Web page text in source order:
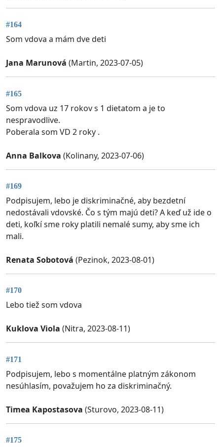
#164
Som vdova a mám dve deti
Jana Marunová (Martin, 2023-07-05)
#165
Som vdova uz 17 rokov s 1 dietatom a je to
nespravodlive.
Poberala som VD 2 roky .
Anna Balkova (Kolinany, 2023-07-06)
#169
Podpisujem, lebo je diskriminačné, aby bezdetní
nedostávali vdovské. Čo s tým majú deti? A keď už ide o
deti, koľkí sme roky platili nemalé sumy, aby sme ich
mali.
Renata Sobotová (Pezinok, 2023-08-01)
#170
Lebo tiež som vdova
Kuklova Viola (Nitra, 2023-08-11)
#171
Podpisujem, lebo s momentálne platným zákonom
nesúhlasím, považujem ho za diskriminačný.
Timea Kapostasova (Sturovo, 2023-08-11)
#175